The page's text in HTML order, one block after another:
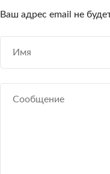
Ваш адрес email не